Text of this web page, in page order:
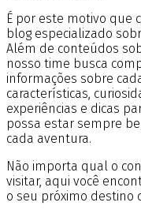
É por este motivo que
blog especializado
Além de conteúdos
nosso time busca
informações sobre
características,
experiências e dicas
possa estar sempre
cada aventura.
Não importa qual o
visitar, aqui você
o seu próximo destino